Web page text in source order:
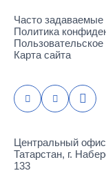
Часто задаваемые
Политика
Карта сайта
Центральный
Татарстан, г.
133